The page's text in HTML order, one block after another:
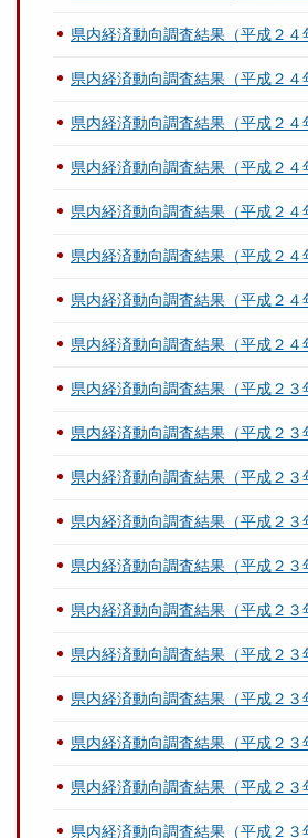
県内経済動向調査結果（平成２４
県内経済動向調査結果（平成２４
県内経済動向調査結果（平成２４
県内経済動向調査結果（平成２４
県内経済動向調査結果（平成２４
県内経済動向調査結果（平成２４
県内経済動向調査結果（平成２４
県内経済動向調査結果（平成２４
県内経済動向調査結果（平成２３
県内経済動向調査結果（平成２３
県内経済動向調査結果（平成２３
県内経済動向調査結果（平成２３
県内経済動向調査結果（平成２３
県内経済動向調査結果（平成２３
県内経済動向調査結果（平成２３
県内経済動向調査結果（平成２３
県内経済動向調査結果（平成２３
県内経済動向調査結果（平成２３
県内経済動向調査結果（平成２３